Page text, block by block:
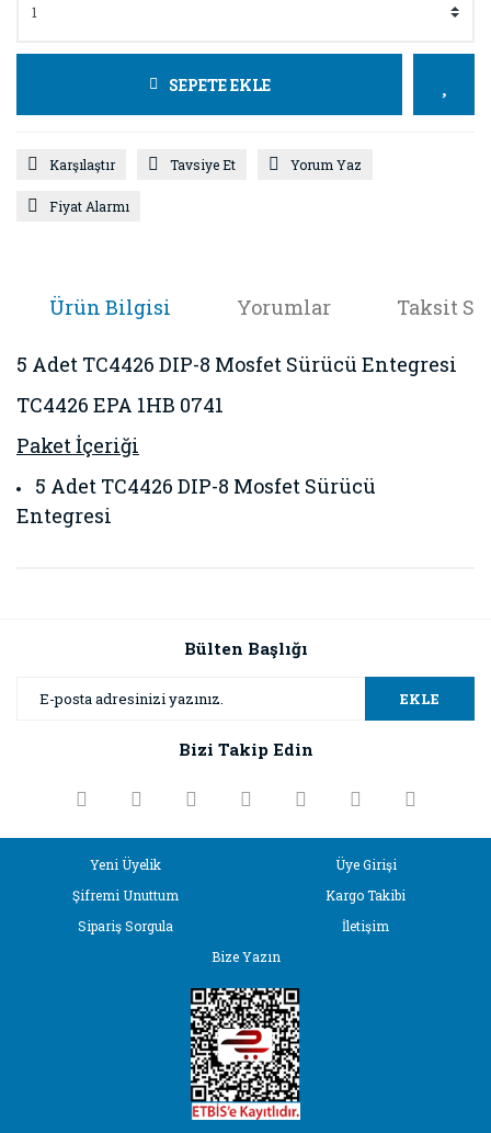
SEPETE EKLE
Karşılaştır Tavsiye Et Yorum Yaz
Fiyat Alarmı
Ürün Bilgisi Yorumlar Taksit
5 Adet TC4426 DIP-8 Mosfet Sürücü Entegresi
TC4426 EPA 1HB 0741
Paket İçeriği
5 Adet TC4426 DIP-8 Mosfet Sürücü
Entegresi
Görüş ve önerileriniz için teşekkür ederiz.
Ürün resmi kalitesiz, bozuk veya görüntülenemiyor.
Ürün bilgilerinde hatalar bulunuyor.
Gönder
Bülten Başlığı
EKLE
Bizi Takip Edin
Yeni Üyelik
Üye Girişi
Şifremi Unuttum
Kargo Takibi
Sipariş Sorgula
İletişim
Bize Yazın